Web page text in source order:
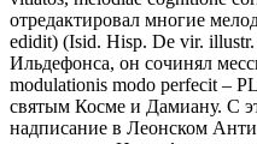
отредактировал многие
edidit) (Isid. Hisp. De vir.
Ильдефонса, он сочинял
modulationis modo perfecit –
святым Косме и Дамиану. С
надписание в Леонском